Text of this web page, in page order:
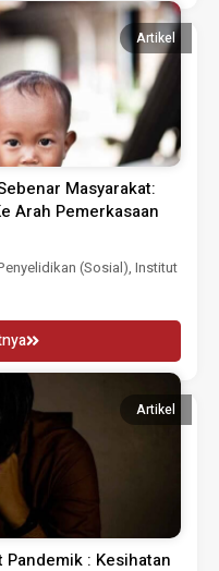
Artikel
Masyarakat:
Arah Pemerkasaan
(Sosial), Institut
Artikel
: Kesihatan